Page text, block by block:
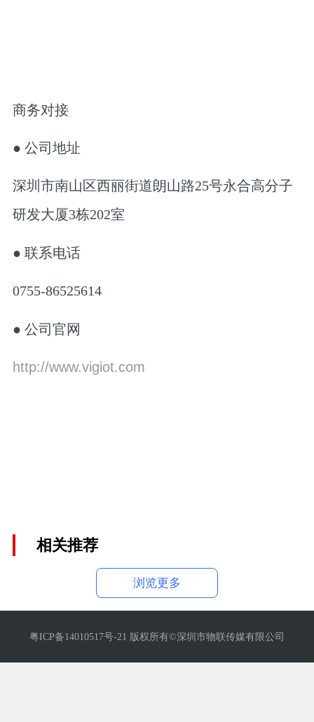
商务对接
● 公司地址
深圳市南山区西丽街道朗山路25号永合高分子
研发大厦3栋202室
● 联系电话
0755-86525614
● 公司官网
http://www.vigiot.com
相关推荐
浏览更多
粤ICP备14010517号-21 版权所有©深圳市物联传媒有限公司